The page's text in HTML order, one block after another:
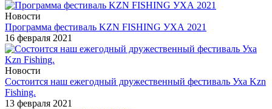
Новости
Программа фестиваль KZN FISHING УХА 2021
16 февраля 2021
Новости
Состоится наш ежегодный дружественный фестиваль Уха Kzn
Fishing.
13 февраля 2021